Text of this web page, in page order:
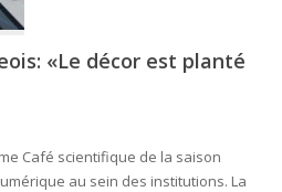
«Le décor est planté
Café scientifique de la saison
au sein des institutions. La